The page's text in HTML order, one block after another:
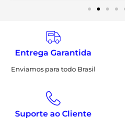
Entrega Garantida
Enviamos para todo Brasil
Suporte ao Cliente